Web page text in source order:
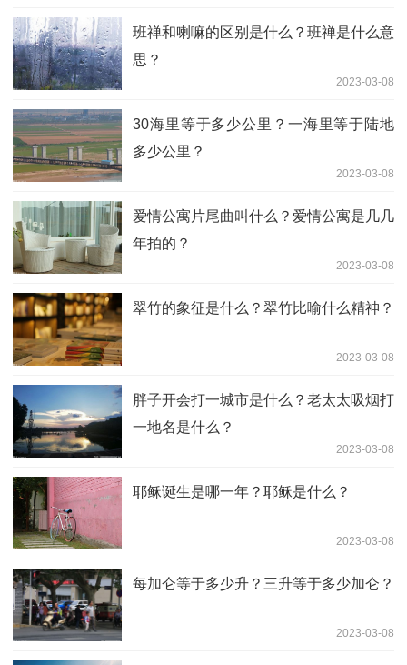
班禅和喇嘛的区别是什么？班禅是什么意
思？
2023-03-08
30海里等于多少公里？一海里等于陆地
多少公里？
2023-03-08
爱情公寓片尾曲叫什么？爱情公寓是几几
年拍的？
2023-03-08
翠竹的象征是什么？翠竹比喻什么精神？
2023-03-08
胖子开会打一城市是什么？老太太吸烟打
一地名是什么？
2023-03-08
耶稣诞生是哪一年？耶稣是什么？
2023-03-08
每加仑等于多少升？三升等于多少加仑？
2023-03-08